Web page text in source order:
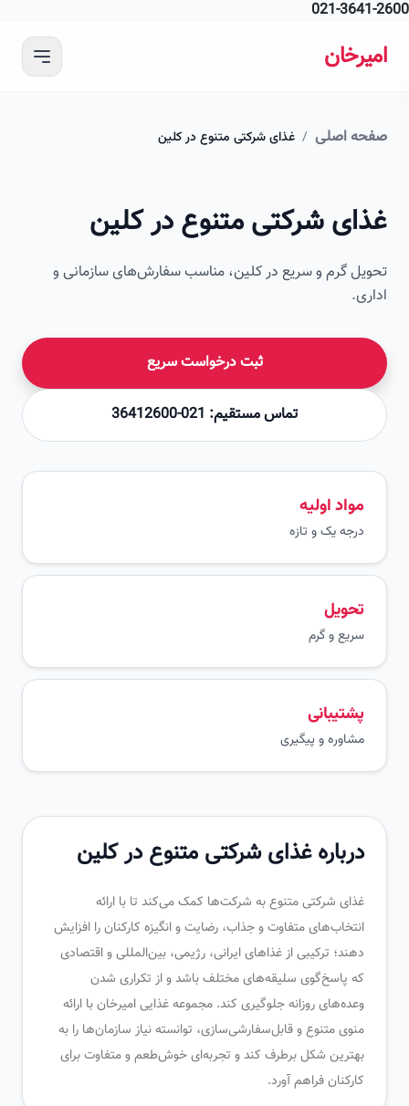
021-
اصلی / غذای شرکتی متنوع در کلین
شرکتی متنوع در کلین
گرم و سریع در کلین، مناسب سفارش‌های سازمانی و
ثبت درخواست سریع
تماس مستقیم: 021-36412600
مواد اولیه
درجه یک و تازه
سریع و گرم
پشتیبانی
مشاوره و پیگیری
درباره غذای شرکتی متنوع در کلین
غذای شرکتی متنوع به شرکت‌ها کمک می‌کند تا با ارائه
انتخاب‌های متفاوت و جذاب، رضایت و انگیزه کارکنان را افزایش
دهند؛ ترکیبی از غذاهای ایرانی، رژیمی، بین‌المللی و اقتصادی
که پاسخ‌گوی سلیقه‌های مختلف باشد و از تکراری شدن
وعده‌های روزانه جلوگیری کند. مجموعه غذایی امیرخان با ارائه
منوی متنوع و قابل‌سفارشی‌سازی، توانسته نیاز سازمان‌ها را به
بهترین شکل برطرف کند و تجربه‌ای خوش‌طعم و متفاوت برای
کارکنان فراهم آورد.